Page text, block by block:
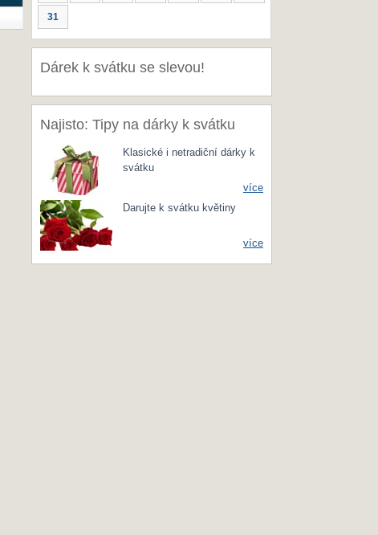
31
Dárek k svátku se slevou!
Najisto: Tipy na dárky k svátku
Klasické i netradiční dárky k
svátku
více
Darujte k svátku květiny
více